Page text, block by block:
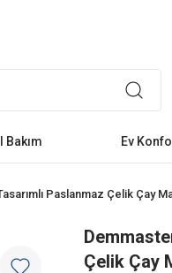
Bakım Ev
Paslanmaz Çelik Çay
Çelik Çay